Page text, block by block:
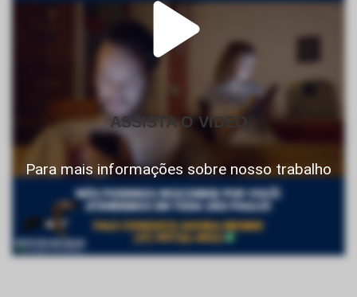
ASSISTA O VIDEO
Para mais informações sobre nosso trabalho